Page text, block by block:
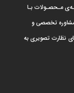
مـحصـولات بـا
مشاوره تخصصی و
نظارت تصویری به